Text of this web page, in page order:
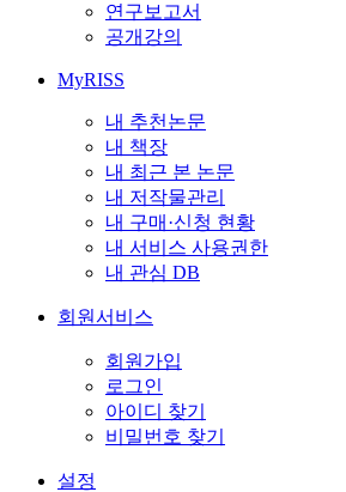
연구보고서
공개강의
MyRISS
내 추천논문
내 책장
내 최근 본 논문
내 저작물관리
내 구매·신청 현황
내 서비스 사용권한
내 관심 DB
회원서비스
회원가입
로그인
아이디 찾기
비밀번호 찾기
설정